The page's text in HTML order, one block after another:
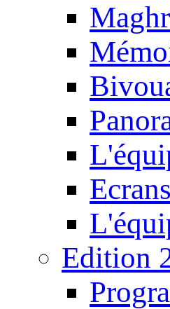
Edition